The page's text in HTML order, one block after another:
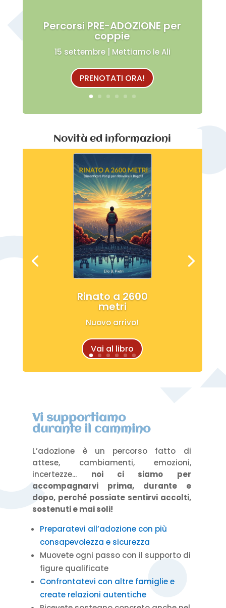
Percorsi PRE-ADOZIONE per
coppie
15 settembre | Mettiamo le Ali
PRENOTATI ORA!
Novità ed informazioni
Rinato a 2600
metri
Nuovo arrivo!
Vai al libro
Vi supportiamo
durante il cammino
L’adozione è un percorso fatto di
attese, cambiamenti, emozioni,
incertezze... noi ci siamo per
accompagnarvi prima, durante e
dopo, perché possiate sentirvi accolti,
sostenuti e mai soli!
Preparatevi all’adozione con più
consapevolezza e sicurezza
Muovete ogni passo con il supporto di
figure qualificate
Confrontatevi con altre famiglie e
create relazioni autentiche